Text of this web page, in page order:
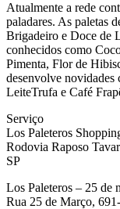
Atualmente a rede
paladares. As paletas
Brigadeiro e Doce de
conhecidos como
Pimenta, Flor de
desenvolve novidades
LeiteTrufa e Café
Serviço
Los Paleteros
Rodovia Raposo
SP
Los Paleteros – 25 de
Rua 25 de Março,